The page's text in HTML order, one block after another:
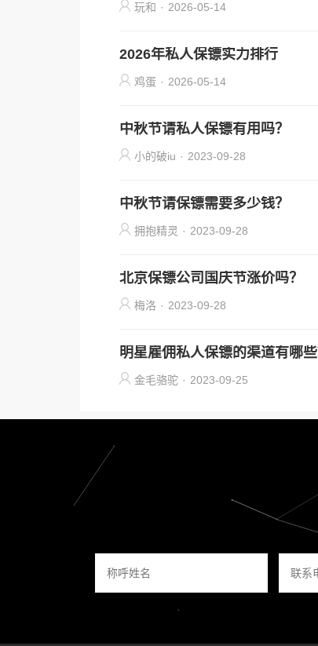
玩和 · 2026-05-14
2026年私人保镖实力排行
鸡蛋 · 2026-05-14
中秋节请私人保镖有用吗？
小的破iu · 2023-09-28
中秋节请保镖需要多少钱？
拥抱精灵 · 2023-09-28
北京保镖公司国庆节涨价吗？
梅洛 · 2023-09-28
明星雇佣私人保镖的渠道有哪些
金毛骆驼 · 2023-09-25